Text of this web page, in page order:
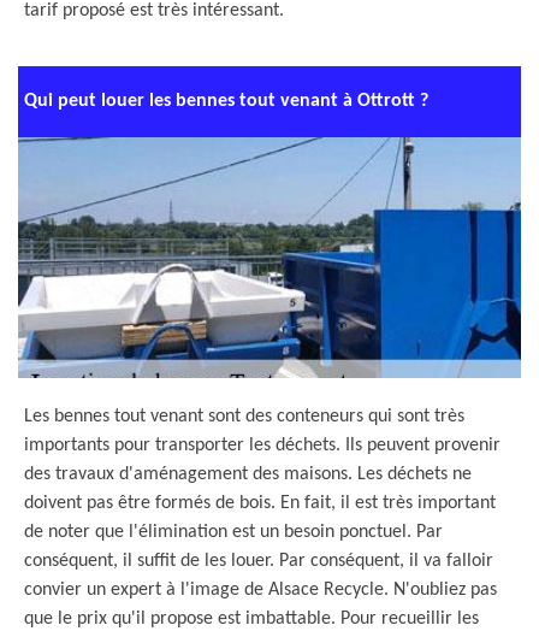
tarif proposé est très intéressant.
Qui peut louer les bennes tout venant à Ottrott ?
Les bennes tout venant sont des conteneurs qui sont très
importants pour transporter les déchets. Ils peuvent provenir
des travaux d'aménagement des maisons. Les déchets ne
doivent pas être formés de bois. En fait, il est très important
de noter que l'élimination est un besoin ponctuel. Par
conséquent, il suffit de les louer. Par conséquent, il va falloir
convier un expert à l'image de Alsace Recycle. N'oubliez pas
que le prix qu'il propose est imbattable. Pour recueillir les